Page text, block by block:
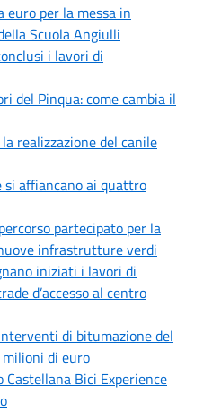
per la messa in
Scuola Angiulli
i lavori di
del Pinqua: come cambia il
realizzazione del canile
affiancano ai quattro
partecipato per la
infrastrutture verdi
iniziati i lavori di
d’accesso al centro
di bitumazione del
di euro
Bici Experience